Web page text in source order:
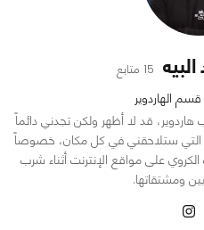
15 متابع
الهاردوير
قد لا أظهر ولكن تجدني دائماً
التي ستلاحقني في كل مكان، خصوصاً
على مواقع الإنترنت أثناء شرب
ومشتقاتها.